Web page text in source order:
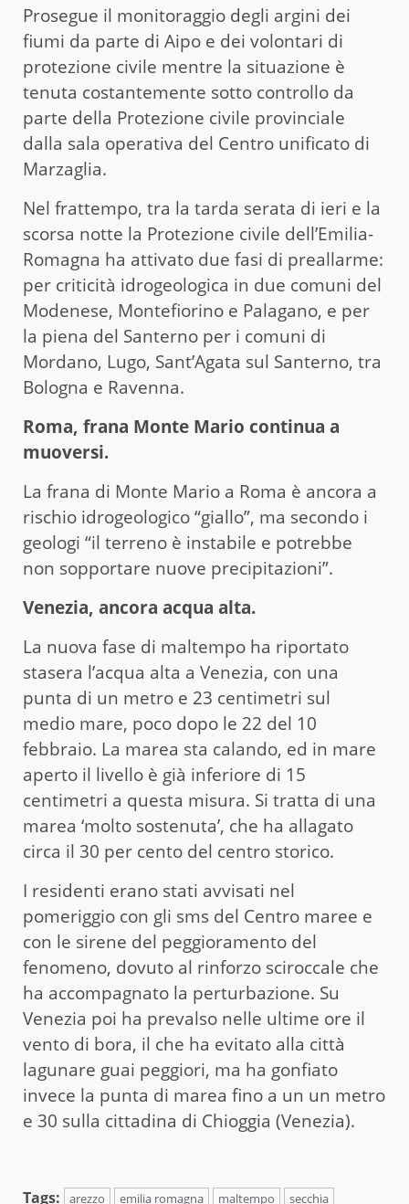
Prosegue il monitoraggio degli argini dei
fiumi da parte di Aipo e dei volontari di
protezione civile mentre la situazione è
tenuta costantemente sotto controllo da
parte della Protezione civile provinciale
dalla sala operativa del Centro unificato di
Marzaglia.
Nel frattempo, tra la tarda serata di ieri e la
scorsa notte la Protezione civile dell’Emilia-
Romagna ha attivato due fasi di preallarme:
per criticità idrogeologica in due comuni del
Modenese, Montefiorino e Palagano, e per
la piena del Santerno per i comuni di
Mordano, Lugo, Sant’Agata sul Santerno, tra
Bologna e Ravenna.
Roma, frana Monte Mario continua a
muoversi.
La frana di Monte Mario a Roma è ancora a
rischio idrogeologico “giallo”, ma secondo i
geologi “il terreno è instabile e potrebbe
non sopportare nuove precipitazioni”.
Venezia, ancora acqua alta.
La nuova fase di maltempo ha riportato
stasera l’acqua alta a Venezia, con una
punta di un metro e 23 centimetri sul
medio mare, poco dopo le 22 del 10
febbraio. La marea sta calando, ed in mare
aperto il livello è già inferiore di 15
centimetri a questa misura. Si tratta di una
marea ‘molto sostenuta’, che ha allagato
circa il 30 per cento del centro storico.
I residenti erano stati avvisati nel
pomeriggio con gli sms del Centro maree e
con le sirene del peggioramento del
fenomeno, dovuto al rinforzo sciroccale che
ha accompagnato la perturbazione. Su
Venezia poi ha prevalso nelle ultime ore il
vento di bora, il che ha evitato alla città
lagunare guai peggiori, ma ha gonfiato
invece la punta di marea fino a un un metro
e 30 sulla cittadina di Chioggia (Venezia).
Tags: arezzo emilia romagna maltempo secchia